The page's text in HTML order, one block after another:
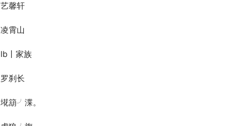
艺馨轩
凌霄山
lb丨家族
罗刹长
埖箶╯渫。